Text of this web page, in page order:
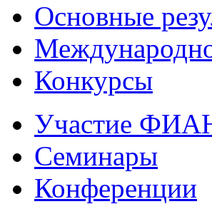
Основные
Конкурсы
Участие
Семинары
Конференции